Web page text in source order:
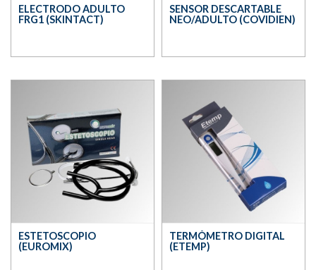
ELECTRODO ADULTO
FRG1 (SKINTACT)
SENSOR DESCARTABLE
NEO/ADULTO (COVIDIEN)
ESTETOSCOPIO
(EUROMIX)
TERMÓMETRO DIGITAL
(ETEMP)